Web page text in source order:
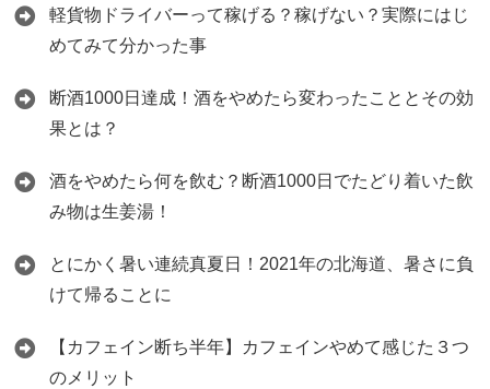
軽貨物ドライバーって稼げる？稼げない？実際にはじ
めてみて分かった事
断酒1000日達成！酒をやめたら変わったこととその効
果とは？
酒をやめたら何を飲む？断酒1000日でたどり着いた飲
み物は生姜湯！
とにかく暑い連続真夏日！2021年の北海道、暑さに負
けて帰ることに
【カフェイン断ち半年】カフェインやめて感じた３つ
のメリット